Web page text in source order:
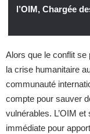
l’OIM, Chargée
Alors que le conflit se
la crise humanitaire
communauté
compte pour sauver
vulnérables. L’OIM
immédiate pour